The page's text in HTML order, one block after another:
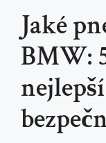
Jaké
BMW: